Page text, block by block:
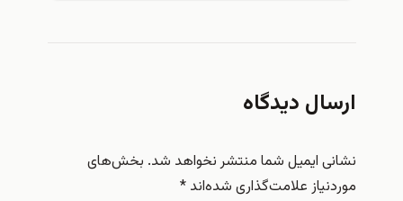
ارسال دیدگاه
نشانی ایمیل شما منتشر نخواهد شد. بخش‌های
موردنیاز علامت‌گذاری شده‌اند*